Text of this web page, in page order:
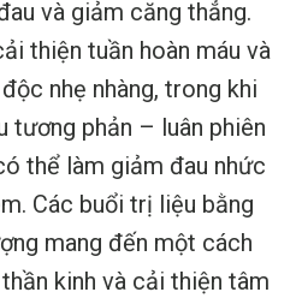
và giảm căng thẳng.
thiện tuần hoàn máu và
nhẹ nhàng, trong khi
tương phản – luân phiên
thể làm giảm đau nhức
Các buổi trị liệu bằng
mang đến một cách
kinh và cải thiện tâm